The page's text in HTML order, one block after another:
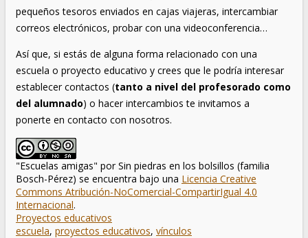
pequeños tesoros enviados en cajas viajeras, intercambiar
correos electrónicos, probar con una videoconferencia…
Así que, si estás de alguna forma relacionado con una
escuela o proyecto educativo y crees que le podría interesar
establecer contactos (tanto a nivel del profesorado como
del alumnado) o hacer intercambios te invitamos a
ponerte en contacto con nosotros.
"Escuelas amigas" porSin piedras en los bolsillos (familia
Bosch-Pérez) se encuentra bajo una Licencia Creative
Commons Atribución-NoComercial-CompartirIgual 4.0
Internacional.
Proyectos educativos
escuela, proyectos educativos, vínculos